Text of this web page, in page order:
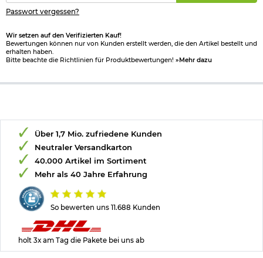
Verantwortliche Person für die EU
Passwort vergessen?
Wir setzen auf den Verifizierten Kauf!
Bewertungen können nur von Kunden erstellt werden, die den Artikel bestellt und
erhalten haben.
Bitte beachte die Richtlinien für Produktbewertungen! »Mehr dazu
So bewerten uns 11.688 Kunden
Über 1,7 Mio. zufriedene Kunden
Neutraler Versandkarton
40.000 Artikel im Sortiment
Mehr als 40 Jahre Erfahrung
holt 3x am Tag die Pakete bei uns ab